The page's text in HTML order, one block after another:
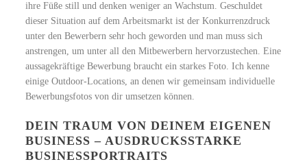
ihre Füße still und denken weniger an Wachstum. Geschuldet
dieser Situation auf dem Arbeitsmarkt ist der Konkurrenzdruck
unter den Bewerbern sehr hoch geworden und man muss sich
anstrengen, um unter all den Mitbewerbern hervorzustechen. Eine
aussagekräftige Bewerbung braucht ein starkes Foto. Ich kenne
einige Outdoor-Locations, an denen wir gemeinsam individuelle
Bewerbungsfotos von dir umsetzen können.
DEIN TRAUM VON DEINEM EIGENEN
BUSINESS – AUSDRUCKSSTARKE
BUSINESSPORTRAITS